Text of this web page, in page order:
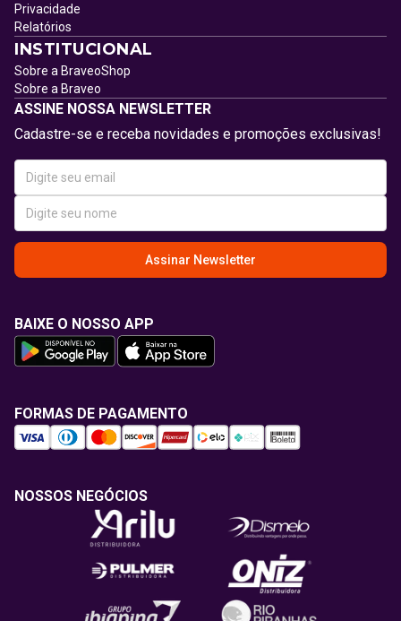
Privacidade
Relatórios
INSTITUCIONAL
Sobre a BraveoShop
Sobre a Braveo
ASSINE NOSSA NEWSLETTER
Cadastre-se e receba novidades e promoções exclusivas!
Assinar Newsletter
BAIXE O NOSSO APP
FORMAS DE PAGAMENTO
NOSSOS NEGÓCIOS